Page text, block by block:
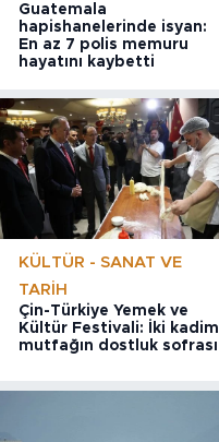
Guatemala
hapishanelerinde isyan:
En az 7 polis memuru
hayatını kaybetti
KÜLTÜR - SANAT VE
TARIH
Çin-Türkiye Yemek ve
Kültür Festivali: İki kadim
mutfağın dostluk sofrası